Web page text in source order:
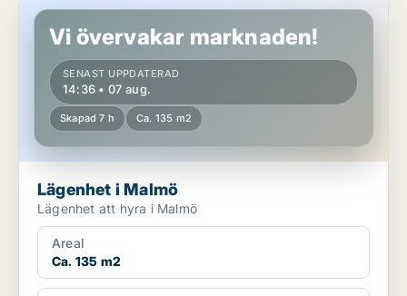
Vi övervakar marknaden!
SENAST UPPDATERAD
14:36 • 07 aug.
Skapad 7 h Ca. 135 m2
Lägenhet i Malmö
Lägenhet att hyra i Malmö
Areal
Ca. 135 m2